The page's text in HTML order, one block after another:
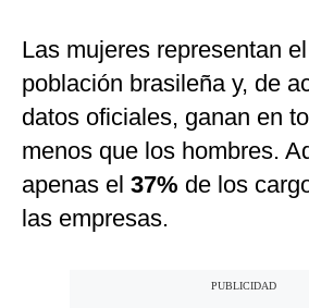
Las mujeres representan el
población brasileña y, de
datos oficiales, ganan en
menos que los hombres.
apenas el 37% de los
las empresas.